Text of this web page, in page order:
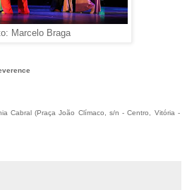
Marcelo Braga
Cabral (Praça João Clímaco, s/n - Centro, Vitória -